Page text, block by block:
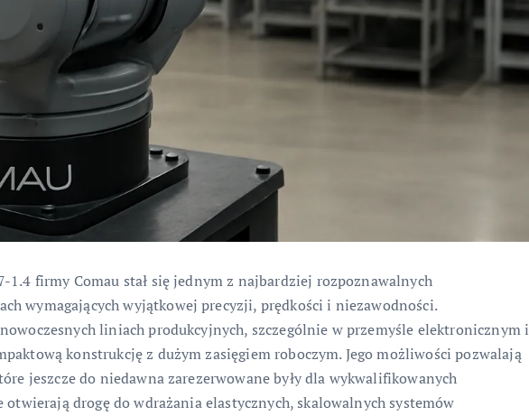
1.4 firmy Comau stał się jednym z najbardziej rozpoznawalnych
wymagających wyjątkowej precyzji, prędkości i niezawodności.
liniach produkcyjnych, szczególnie w przemyśle elektronicznym i
konstrukcję z dużym zasięgiem roboczym. Jego możliwości pozwalają
jeszcze do niedawna zarezerwowane były dla wykwalifikowanych
otwierają drogę do wdrażania elastycznych, skalowalnych systemów